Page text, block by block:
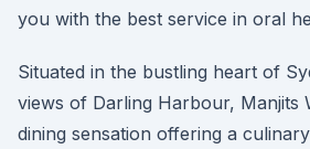
you with the best service in oral
Situated in the bustling heart of
views of Darling Harbour, Manjits
dining sensation offering a